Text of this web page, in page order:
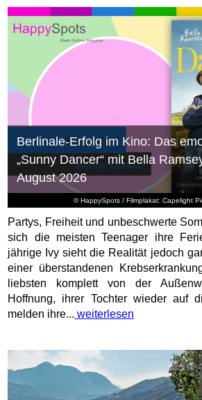
© HappySpots / Filmplakat: Capelight
Berlinale-Erfolg im Kino: Das
„Sunny Dancer“ mit Bella
August 2026
Partys, Freiheit und unbeschwerte
sich die meisten Teenager ihre
jährige Ivy sieht die Realität jedoch
einer überstandenen
liebsten komplett von der
Hoffnung, ihrer Tochter wieder auf
melden ihre... weiterlesen